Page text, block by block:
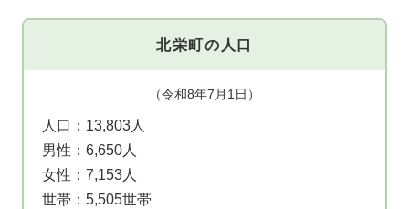
北栄町の人口
（令和8年7月1日）
人口： 13,803人
男性： 6,650人
女性： 7,153人
世帯： 5,505世帯